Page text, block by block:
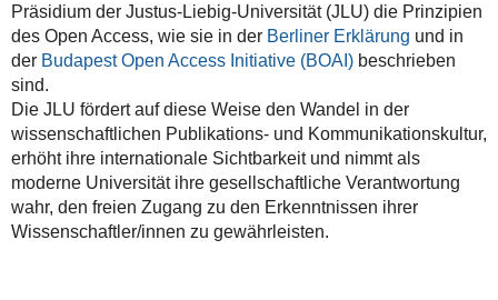
Präsidium der Justus-Liebig-Universität (JLU) die Prinzipien
des Open Access, wie sie in der Berliner Erklärung und in
der Budapest Open Access Initiative (BOAI)beschrieben
sind.
Die JLU fördert auf diese Weise den Wandel in der
wissenschaftlichen Publikations- und Kommunikationskultur,
erhöht ihre internationale Sichtbarkeit und nimmt als
moderne Universität ihre gesellschaftliche Verantwortung
wahr, den freien Zugang zu den Erkenntnissen ihrer
Wissenschaftler/innen zu gewährleisten.